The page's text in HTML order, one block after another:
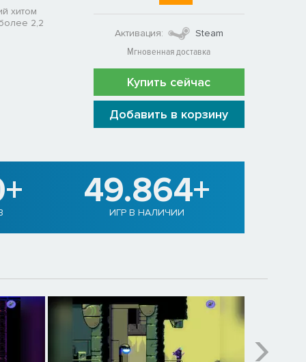
хитом
2,2
Активация:
Steam
Мгновенная доставка
Купить сейчас
Добавить в корзину
49.864+
ИГР В НАЛИЧИИ